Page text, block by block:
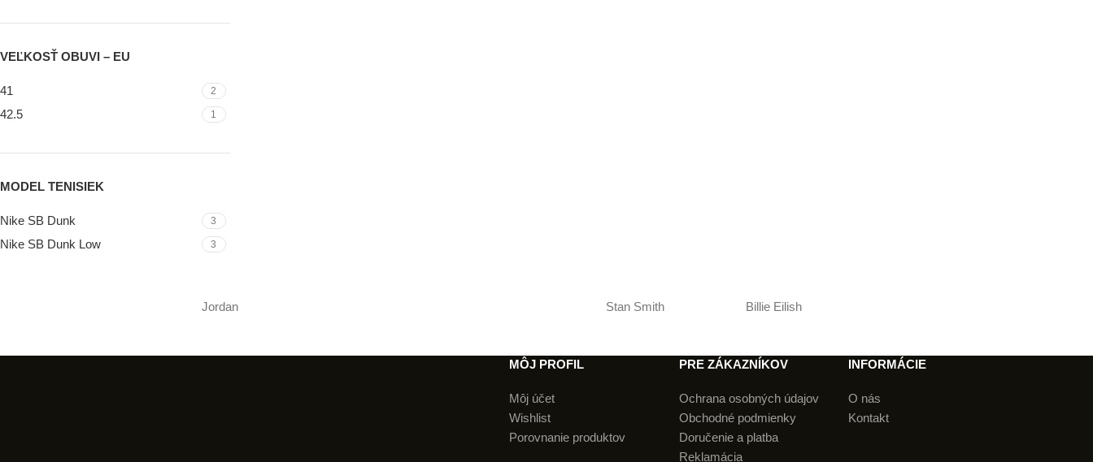
VEĽKOSŤ OBUVI – EU
41 2
42.5 1
MODEL TENISIEK
Nike SB Dunk 3
Nike SB Dunk Low 3
Jordan Stan Smith Billie Eilish
MÔJ PROFIL
Môj účet
Wishlist
Porovnanie produktov
PRE ZÁKAZNÍKOV
Ochrana osobných údajov
Obchodné podmienky
Doručenie a platba
Reklamácia
INFORMÁCIE
O nás
Kontakt